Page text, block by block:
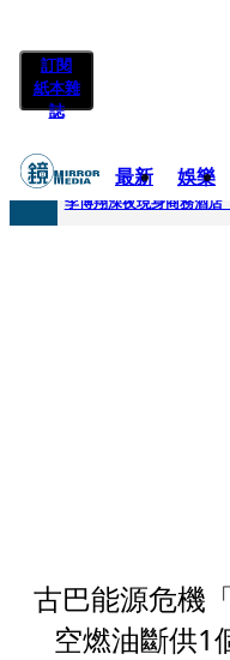
訂閱
紙本雜
誌
最新 娛樂
快訊
李博翔深夜現身商務酒
古巴能源危機
空燃油斷供